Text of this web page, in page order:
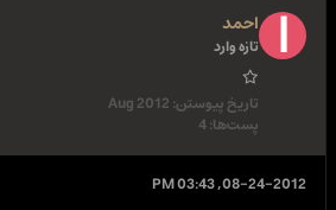
احمد
تازه وارد
تاریخ پیوستن:Aug 2012
پست‌ها:4
08-24-2012, 03:43 PM